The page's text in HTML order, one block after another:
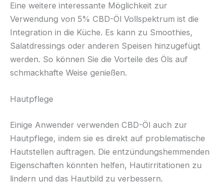
Eine weitere interessante Möglichkeit zur
Verwendung von 5% CBD-Öl Vollspektrum ist die
Integration in die Küche. Es kann zu Smoothies,
Salatdressings oder anderen Speisen hinzugefügt
werden. So können Sie die Vorteile des Öls auf
schmackhafte Weise genießen.
Hautpflege
Einige Anwender verwenden CBD-Öl auch zur
Hautpflege, indem sie es direkt auf problematische
Hautstellen auftragen. Die entzündungshemmenden
Eigenschaften könnten helfen, Hautirritationen zu
lindern und das Hautbild zu verbessern.